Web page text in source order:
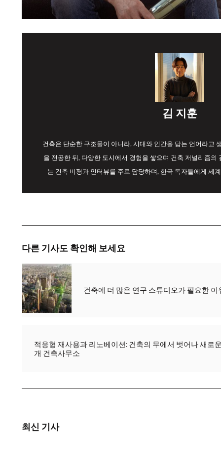
김 지훈
건축은 단순한 구조물이 아니라, 시대와 인간을 담는 언어라고
을 전공한 뒤, 다양한 도시에서 경험을 쌓으며 건축 저널리즘의
는 건축 비평과 인터뷰를 주로 담당하며, 한국 독자들에게 세
다른 기사도 확인해 보세요
건축에 더 많은 연구 스튜디오가 필요한 이
적응형 재사용과 리노베이션: 건축의 무에서 벗어나 새로
개 건축사무소
최신 기사